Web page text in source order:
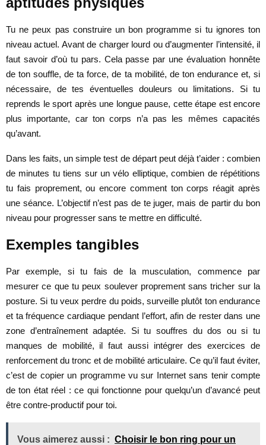
Tu ne peux pas construire un bon programme si tu ignores ton
niveau actuel. Avant de charger lourd ou d’augmenter l’intensité, il
faut savoir d’où tu pars. Cela passe par une évaluation honnête
de ton souffle, de ta force, de ta mobilité, de ton endurance et, si
nécessaire, de tes éventuelles douleurs ou limitations. Si tu
reprends le sport après une longue pause, cette étape est encore
plus importante, car ton corps n’a pas les mêmes capacités
qu’avant.
Dans les faits, un simple test de départ peut déjà t’aider : combien
de minutes tu tiens sur un vélo elliptique, combien de répétitions
tu fais proprement, ou encore comment ton corps réagit après
une séance. L’objectif n’est pas de te juger, mais de partir du bon
niveau pour progresser sans te mettre en difficulté.
Exemples tangibles
Par exemple, si tu fais de la musculation, commence par
mesurer ce que tu peux soulever proprement sans tricher sur la
posture. Si tu veux perdre du poids, surveille plutôt ton endurance
et ta fréquence cardiaque pendant l’effort, afin de rester dans une
zone d’entraînement adaptée. Si tu souffres du dos ou si tu
manques de mobilité, il faut aussi intégrer des exercices de
renforcement du tronc et de mobilité articulaire. Ce qu’il faut éviter,
c’est de copier un programme vu sur Internet sans tenir compte
de ton état réel : ce qui fonctionne pour quelqu’un d’avancé peut
être contre-productif pour toi.
Vous aimerez aussi : Choisir le bon ring pour un